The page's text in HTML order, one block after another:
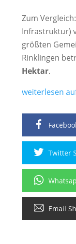
Zum
Infrastruktur)
größten
Rinklingen
Hektar.
weiterlesen
Twitter
Email